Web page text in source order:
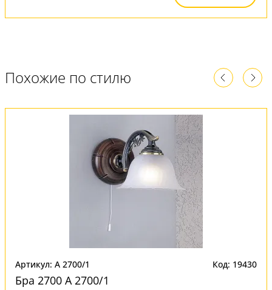
Похожие по стилю
Артикул: A 2700/1 Код: 19430
Бра 2700 A 2700/1